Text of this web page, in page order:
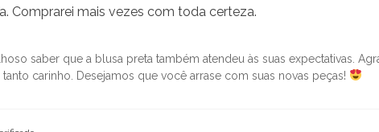
Comprarei mais vezes com toda certeza.
saber que a blusa preta também atendeu às suas expectativas.
carinho. Desejamos que você arrase com suas novas peças!